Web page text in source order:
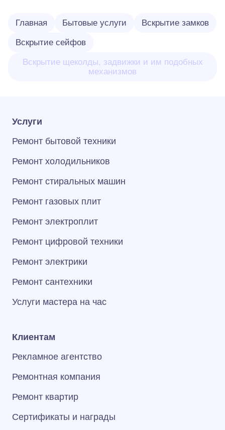
Главная Бытовые услуги Вскрытие замков
Вскрытие сейфов
Вскрытие щеколды, задвижки и им подобных
механизмов
Услуги
Ремонт бытовой техники
Ремонт холодильников
Ремонт стиральных машин
Ремонт газовых плит
Ремонт электроплит
Ремонт цифровой техники
Ремонт электрики
Ремонт сантехники
Услуги мастера на час
Клиентам
Рекламное агентство
Ремонтная компания
Ремонт квартир
Сертификаты и награды